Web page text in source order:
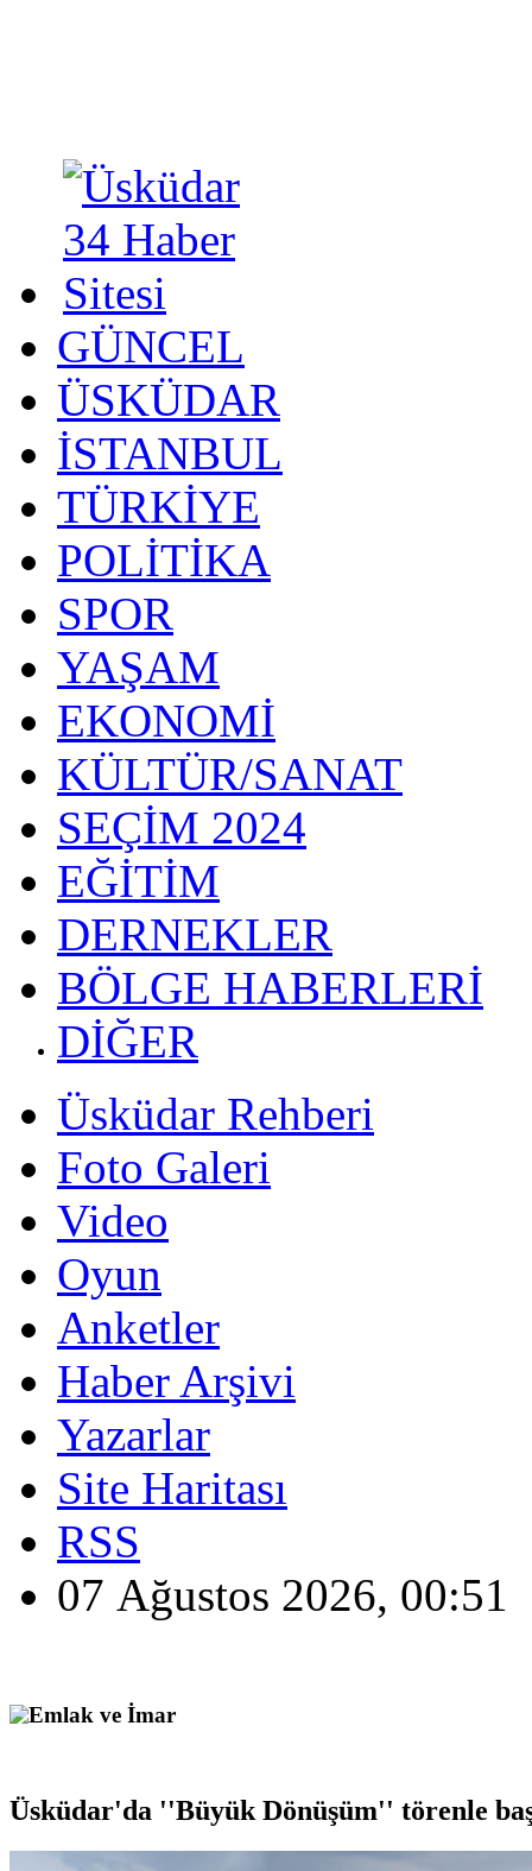
GÜNCEL
ÜSKÜDAR
İSTANBUL
TÜRKİYE
POLİTİKA
SPOR
YAŞAM
EKONOMİ
KÜLTÜR/SANAT
SEÇİM 2024
EĞİTİM
DERNEKLER
BÖLGE HABERLERİ
DİĞER
Üsküdar Rehberi
Foto Galeri
Video
Oyun
Anketler
Haber Arşivi
Yazarlar
Site Haritası
RSS
07 Ağustos 2026, 00:51
Emlak ve İmar
Üsküdar Belediyesi Kentsel Dönüşüm'de